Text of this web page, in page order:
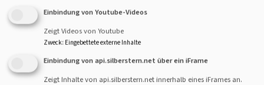
Do, 24.9. 19:15 Uhr
Chorprobe
Kaufbeuren
Christuskirche, Kaufbeuren-Neugablonz
Einbindung von Youtube-Videos
Zeigt Videos von Youtube
Zweck: Eingebettete externe Inhalte
Einbindung von api.silberstern.net über ein iFrame
Zeigt Inhalte von api.silberstern.net innerhalb eines iFrames an.